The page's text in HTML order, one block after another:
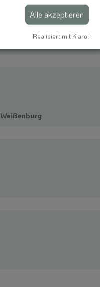
Alle akzeptieren
Realisiert mit Klaro!